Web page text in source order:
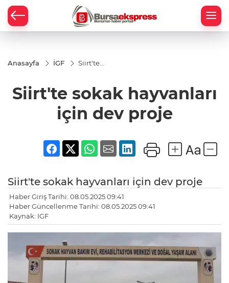
Anasayfa İGF
Siirt'te
için dev
proje
Siirt'te sokak hayvanları
için dev proje
Siirt'te sokak hayvanları için dev proje
Haber Giriş Tarihi: 08.05.2025 09:41
Haber Güncellenme Tarihi: 08.05.2025 09:41
Kaynak: IGF